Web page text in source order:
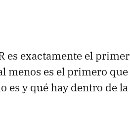
es exactamente el primer
menos es el primero que
es y qué hay dentro de la